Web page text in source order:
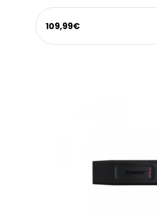
109,99€